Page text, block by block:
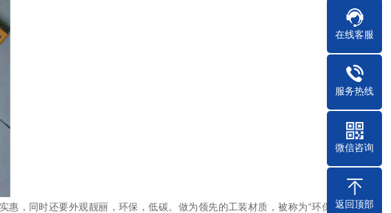
，同时还要外观靓丽，环保，低碳。做为领先的工装材质，被称为“环保建
在线客服
服务热线
微信咨询
返回顶部